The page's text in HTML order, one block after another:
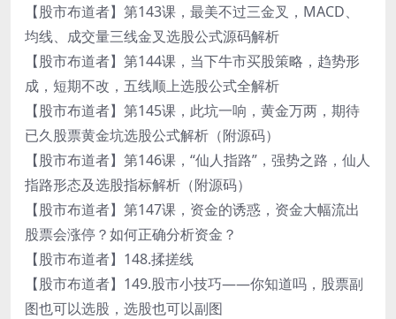
【股市布道者】第143课，最美不过三金叉，MACD、
均线、成交量三线金叉选股公式源码解析
【股市布道者】第144课，当下牛市买股策略，趋势形
成，短期不改，五线顺上选股公式全解析
【股市布道者】第145课，此坑一响，黄金万两，期待
已久股票黄金坑选股公式解析（附源码）
【股市布道者】第146课，“仙人指路”，强势之路，仙人
指路形态及选股指标解析（附源码）
【股市布道者】第147课，资金的诱惑，资金大幅流出
股票会涨停？如何正确分析资金？
【股市布道者】148.揉搓线
【股市布道者】149.股市小技巧——你知道吗，股票副
图也可以选股，选股也可以副图